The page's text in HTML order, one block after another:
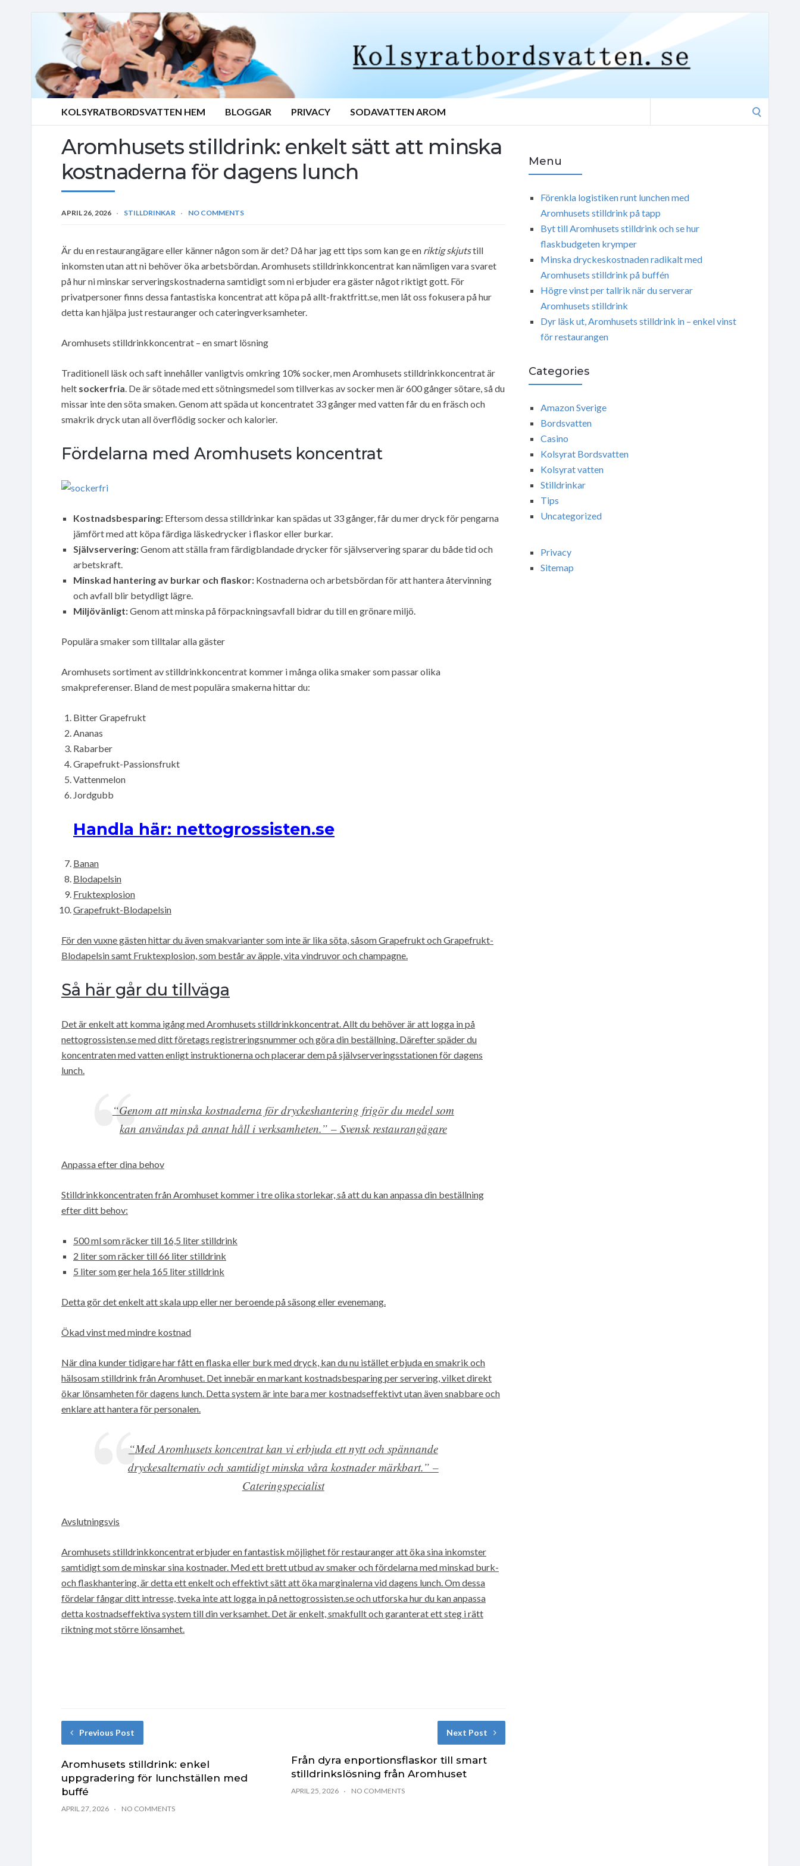
KOLSYRATBORDSVATTEN HEM BLOGGAR PRIVACY SODAVATTEN AROM
Aromhusets stilldrink: enkelt sätt att minska
kostnaderna för dagens lunch
APRIL 26, 2026 STILLDRINKAR NO COMMENTS
Är du en restaurangägare eller känner någon som är det? Då har jag ett tips som kan ge en riktig skjutstill
inkomsten utan att ni behöver öka arbetsbördan. Aromhusets stilldrinkkoncentrat kan nämligen vara svaret
på hur ni minskar serveringskostnaderna samtidigt som ni erbjuder era gäster något riktigt gott. För
privatpersoner finns dessa fantastiska koncentrat att köpa på allt-fraktfritt.se, men låt oss fokusera på hur
detta kan hjälpa just restauranger och cateringverksamheter.
Aromhusets stilldrinkkoncentrat – en smart lösning
Traditionell läsk och saft innehåller vanligtvis omkring 10% socker, men Aromhusets stilldrinkkoncentrat är
helt sockerfria. De är sötade med ett sötningsmedel som tillverkas av socker men är 600 gånger sötare, så du
missar inte den söta smaken. Genom att späda ut koncentratet 33 gånger med vatten får du en fräsch och
smakrik dryck utan all överflödig socker och kalorier.
Fördelarna med Aromhusets koncentrat
Kostnadsbesparing: Eftersom dessa stilldrinkar kan spädas ut 33 gånger, får du mer dryck för pengarna
jämfört med att köpa färdiga läskedrycker i flaskor eller burkar.
Självservering:Genom att ställa fram färdigblandade drycker för självservering sparar du både tid och
arbetskraft.
Minskad hantering av burkar och flaskor: Kostnaderna och arbetsbördan för att hantera återvinning
och avfall blir betydligt lägre.
Miljövänligt:Genom att minska på förpackningsavfall bidrar du till en grönare miljö.
Populära smaker som tilltalar alla gäster
Aromhusets sortiment av stilldrinkkoncentrat kommer i många olika smaker som passar olika
smakpreferenser. Bland de mest populära smakerna hittar du:
Bitter Grapefrukt
Ananas
Rabarber
Grapefrukt-Passionsfrukt
Vattenmelon
Jordgubb
Handla här: nettogrossisten.se
Banan
Blodapelsin
Fruktexplosion
Grapefrukt-Blodapelsin
För den vuxne gästen hittar du även smakvarianter som inte är lika söta, såsom Grapefrukt och Grapefrukt-
Blodapelsin samt Fruktexplosion, som består av äpple, vita vindruvor och champagne.
Så här går du tillväga
Det är enkelt att komma igång med Aromhusets stilldrinkkoncentrat. Allt du behöver är att logga in på
nettogrossisten.se med ditt företags registreringsnummer och göra din beställning. Därefter späder du
koncentraten med vatten enligt instruktionerna och placerar dem på självserveringsstationen för dagens
lunch.
“Genom att minska kostnaderna för dryckeshantering frigör du medel som
kan användas på annat håll i verksamheten.” – Svensk restaurangägare
Anpassa efter dina behov
Stilldrinkkoncentraten från Aromhuset kommer i tre olika storlekar, så att du kan anpassa din beställning
efter ditt behov:
500 ml som räcker till 16,5 liter stilldrink
2 liter som räcker till 66 liter stilldrink
5 liter som ger hela 165 liter stilldrink
Detta gör det enkelt att skala upp eller ner beroende på säsong eller evenemang.
Ökad vinst med mindre kostnad
När dina kunder tidigare har fått en flaska eller burk med dryck, kan du nu istället erbjuda en smakrik och
hälsosam stilldrink från Aromhuset. Det innebär en markant kostnadsbesparing per servering, vilket direkt
ökar lönsamheten för dagens lunch. Detta system är inte bara mer kostnadseffektivt utan även snabbare och
enklare att hantera för personalen.
“Med Aromhusets koncentrat kan vi erbjuda ett nytt och spännande
dryckesalternativ och samtidigt minska våra kostnader märkbart.” –
Cateringspecialist
Avslutningsvis
Aromhusets stilldrinkkoncentrat erbjuder en fantastisk möjlighet för restauranger att öka sina inkomster
samtidigt som de minskar sina kostnader. Med ett brett utbud av smaker och fördelarna med minskad burk-
och flaskhantering, är detta ett enkelt och effektivt sätt att öka marginalerna vid dagens lunch. Om dessa
fördelar fångar ditt intresse, tveka inte att logga in på nettogrossisten.se och utforska hur du kan anpassa
detta kostnadseffektiva system till din verksamhet. Det är enkelt, smakfullt och garanterat ett steg i rätt
riktning mot större lönsamhet.
Previous Post
Aromhusets stilldrink: enkel
uppgradering för lunchställen med
buffé
APRIL 27, 2026 NO COMMENTS
Next Post
Från dyra enportionsflaskor till smart
stilldrinkslösning från Aromhuset
APRIL 25, 2026 NO COMMENTS
Menu
Förenkla logistiken runt lunchen med
Aromhusets stilldrink på tapp
Byt till Aromhusets stilldrink och se hur
flaskbudgeten krymper
Minska dryckeskostnaden radikalt med
Aromhusets stilldrink på buffén
Högre vinst per tallrik när du serverar
Aromhusets stilldrink
Dyr läsk ut, Aromhusets stilldrink in – enkel vinst
för restaurangen
Categories
Amazon Sverige
Bordsvatten
Casino
Kolsyrat Bordsvatten
Kolsyrat vatten
Stilldrinkar
Tips
Uncategorized
Privacy
Sitemap